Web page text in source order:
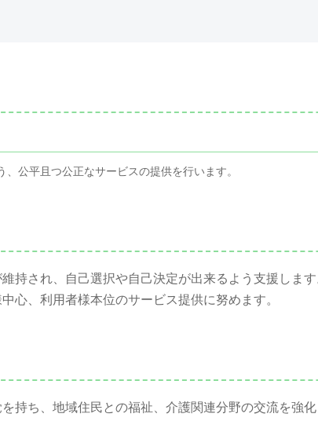
公平且つ公正なサービスの提供を行います。
持され、自己選択や自己決定が出来るよう支援します
心、利用者様本位のサービス提供に努めます。
持ち、地域住民との福祉、介護関連分野の交流を強